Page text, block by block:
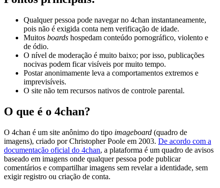
Qualquer pessoa pode navegar no 4chan instantaneamente,
pois não é exigida conta nem verificação de idade.
Muitos boards hospedam conteúdo pornográfico, violento e
de ódio.
O nível de moderação é muito baixo; por isso, publicações
nocivas podem ficar visíveis por muito tempo.
Postar anonimamente leva a comportamentos extremos e
imprevisíveis.
O site não tem recursos nativos de controle parental.
O que é o 4chan?
O 4chan é um site anônimo do tipo imageboard (quadro de
imagens), criado por Christopher Poole em 2003. De acordo com a
documentação oficial do 4chan, a plataforma é um quadro de avisos
baseado em imagens onde qualquer pessoa pode publicar
comentários e compartilhar imagens sem revelar a identidade, sem
exigir registro ou criação de conta.